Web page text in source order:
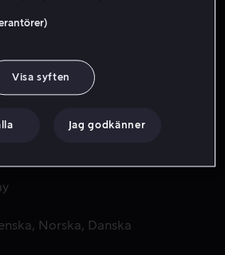
den häpnadsväckande
den häpnadsväckande sanna
in i Amazonas upptäckte
civilisation.
Hunnam Robert
Norska Danska
Visa syften
Jag godkänner